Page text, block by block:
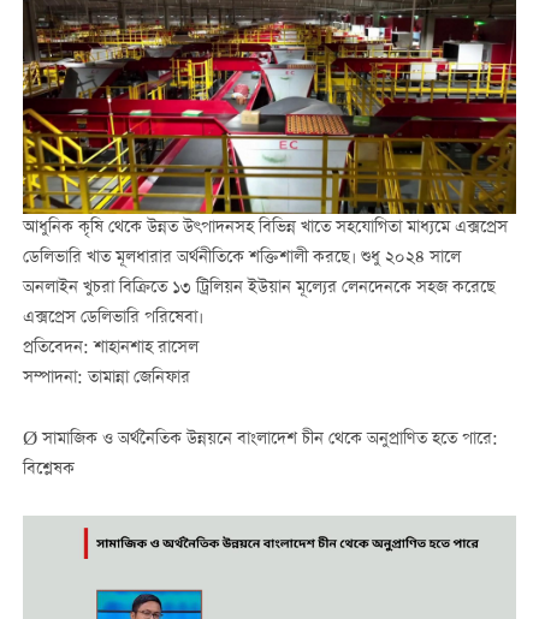
আধুনিক কৃষি থেকে উন্নত উৎপাদনসহ বিভিন্ন খাতে সহযোগিতা মাধ্যমে এক্সপ্রেস
ডেলিভারি খাত মূলধারার অর্থনীতিকে শক্তিশালী করছে। শুধু ২০২৪ সালে
অনলাইন খুচরা বিক্রিতে ১৩ ট্রিলিয়ন ইউয়ান মূল্যের লেনদেনকে সহজ করেছে
এক্সপ্রেস ডেলিভারি পরিষেবা।
প্রতিবেদন: শাহানশাহ রাসেল
সম্পাদনা: তামান্না জেনিফার
Ø সামাজিক ও অর্থনৈতিক উন্নয়নে বাংলাদেশ চীন থেকে অনুপ্রাণিত হতে পারে:
বিশ্লেষক